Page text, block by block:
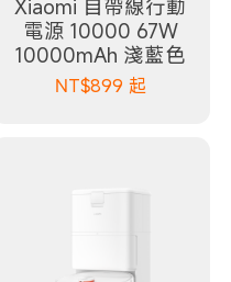
Xiaomi 自帶線行動
電源 10000 67W
10000mAh 淺藍色
NT$899 起